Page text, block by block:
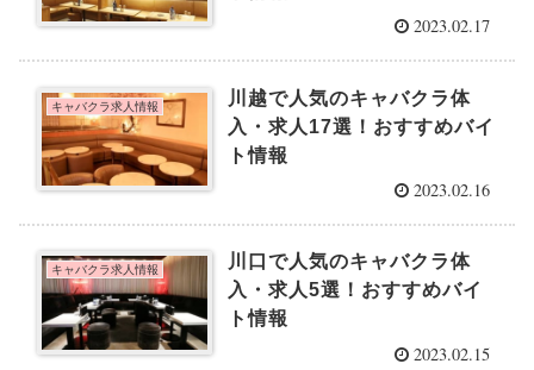
2023.02.17
キャバクラ求人情報
川越で人気のキャバクラ体
入・求人17選！おすすめバイ
ト情報
2023.02.16
キャバクラ求人情報
川口で人気のキャバクラ体
入・求人5選！おすすめバイ
ト情報
2023.02.15